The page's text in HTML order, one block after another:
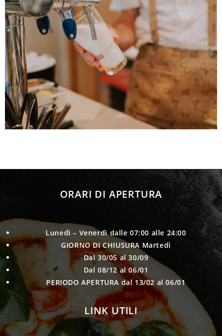
ORARI DI APERTURA
Lunedì – Venerdìdalle 07:00 alle 24:00
GIORNO DI CHIUSURA Martedì
Dal 30/05 al 30/09
Dal 08/12 al 06/01
PERIODO APERTURA dal 13/02 al 06/01
LINK UTILI